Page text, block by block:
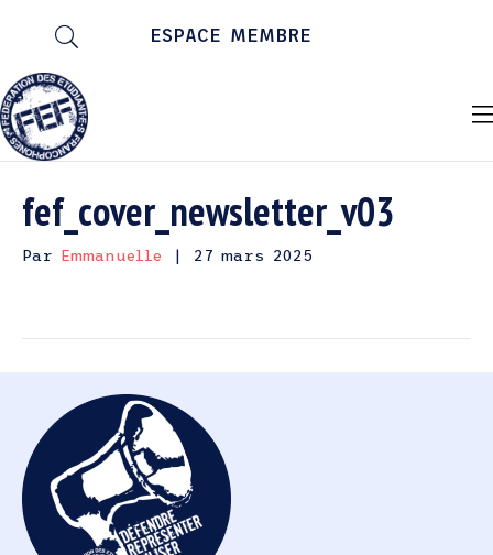
ESPACE MEMBRE
fef_cover_newsletter_v03
Par Emmanuelle | 27 mars 2025